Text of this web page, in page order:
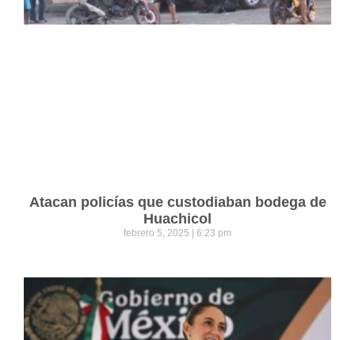
Atacan policías que custodiaban bodega de
Huachicol
febrero 5, 2025 6:23 pm